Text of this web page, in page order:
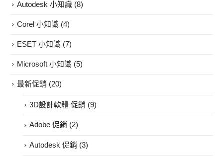
Autodesk 小知識 (8)
Corel 小知識 (4)
ESET 小知識 (7)
Microsoft 小知識 (5)
最新促銷 (20)
3D設計軟體 促銷 (9)
Adobe 促銷 (2)
Autodesk 促銷 (3)